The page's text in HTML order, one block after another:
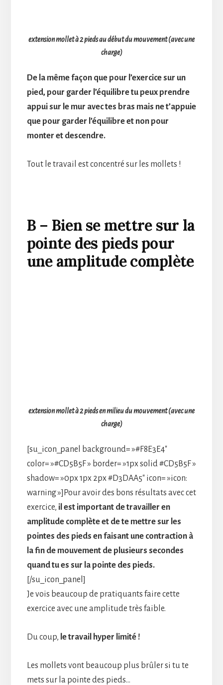
extension mollet à 2 pieds au début du mouvement (avec une
charge)
De la même façon que pour l’exercice sur un
pied, pour garder l’équilibre tu peux prendre
appui sur le mur avec tes bras mais ne t’appuie
que pour garder l’équilibre et non pour
monter et descendre.
Tout le travail est concentré sur les mollets !
B – Bien se mettre sur la
pointe des pieds pour
une amplitude complète
extension mollet à 2 pieds en milieu du mouvement (avec une
charge)
[su_icon_panel background= »#F8E3E4″
color= »#CD5B5F » border= »1px solid #CD5B5F »
shadow= »0px 1px 2px #D3DAA5″ icon= »icon:
warning »]Pour avoir des bons résultats avec cet
exercice, il est important de travailler en
amplitude complète et de te mettre sur les
pointes des pieds en faisant une contraction à
la fin de mouvement de plusieurs secondes
quand tu es sur la pointe des pieds.
[/su_icon_panel]
Je vois beaucoup de pratiquants faire cette
exercice avec une amplitude très faible.
Du coup, le travail hyper limité !
Les mollets vont beaucoup plus brûler si tu te
mets sur la pointe des pieds…